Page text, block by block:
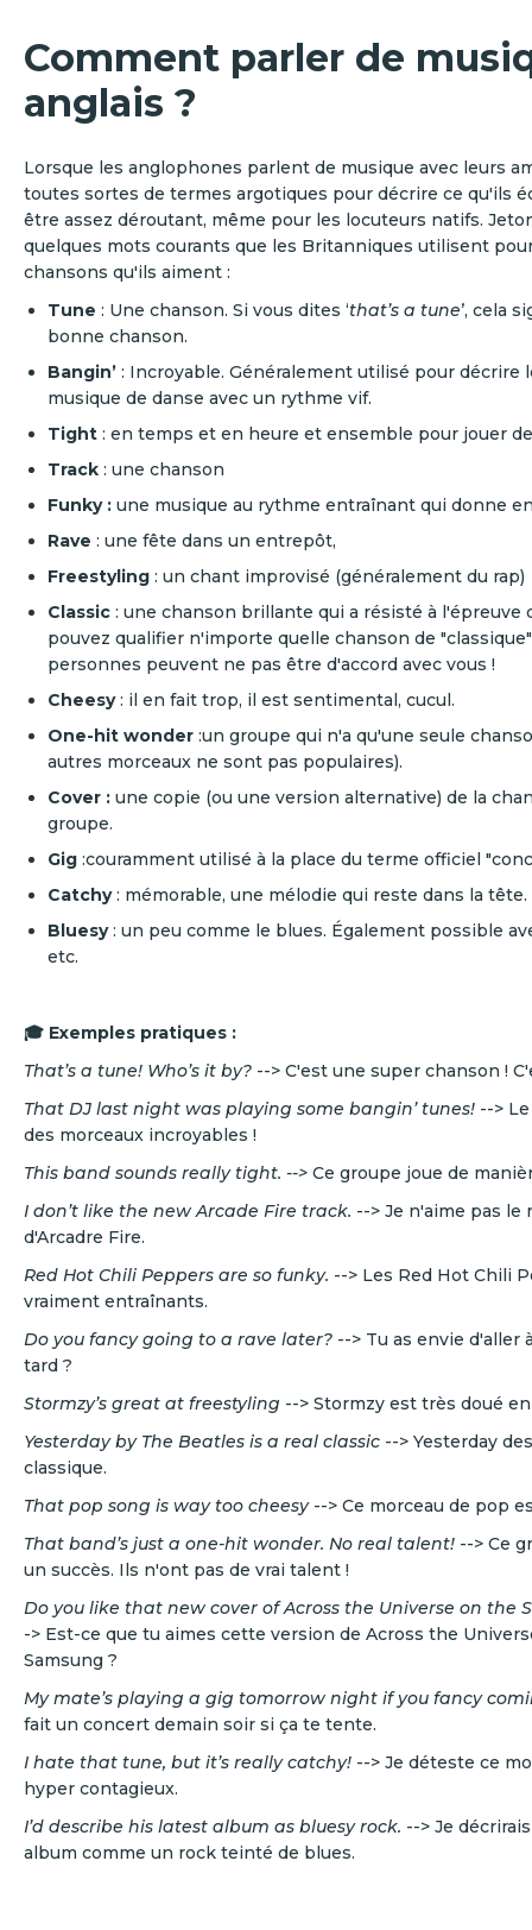
Comment parler de
anglais ?
Lorsque les anglophones parlent de musique avec leurs
toutes sortes de termes argotiques pour décrire ce qu'ils
être assez déroutant, même pour les locuteurs natifs.
quelques mots courants que les Britanniques utilisent
chansons qu'ils aiment :
Tune : Une chanson. Si vous dites ‘that’s a tune’, cela
bonne chanson.
Bangin’ : Incroyable. Généralement utilisé pour décrire
musique de danse avec un rythme vif.
Tight : en temps et en heure et ensemble pour jouer
Track : une chanson
Funky : une musique au rythme entraînant qui donne
Rave : une fête dans un entrepôt,
Freestyling : un chant improvisé (généralement du rap)
Classic : une chanson brillante qui a résisté à l'épreuve
pouvez qualifier n'importe quelle chanson de
personnes peuvent ne pas être d'accord avec vous !
Cheesy: il en fait trop, il est sentimental, cucul.
One-hit wonder :un groupe qui n'a qu'une seule
autres morceaux ne sont pas populaires).
Cover : une copie (ou une version alternative) de la
groupe.
Gig :couramment utilisé à la place du terme officiel
Catchy: mémorable, une mélodie qui reste dans la tête.
Bluesy: un peu comme le blues. Également possible
etc.
🎓 Exemples pratiques :
That’s a tune! Who’s it by? --> C'est une super chanson !
That DJ last night was playing some bangin’ tunes! -->
des morceaux incroyables !
This band sounds really tight. --> Ce groupe joue de
I don’t like the new Arcade Fire track. --> Je n'aime pas le
d'Arcadre Fire.
Red Hot Chili Peppers are so funky. --> Les Red Hot Chili
vraiment entraînants.
Do you fancy going to a rave later? --> Tu as envie d'aller
tard ?
Stormzy’s great at freestyling --> Stormzy est très doué
Yesterday by The Beatles is a real classic --> Yesterday
classique.
That pop song is way too cheesy --> Ce morceau de pop
That band’s just a one-hit wonder. No real talent! --> Ce
un succès. Ils n'ont pas de vrai talent !
Do you like that new cover of Across the Universe on the
-> Est-ce que tu aimes cette version de Across the
Samsung ?
My mate’s playing a gig tomorrow night if you fancy
fait un concert demain soir si ça te tente.
I hate that tune, but it’s really catchy! --> Je déteste ce
hyper contagieux.
I’d describe his latest album as bluesy rock. --> Je
album comme un rock teinté de blues.